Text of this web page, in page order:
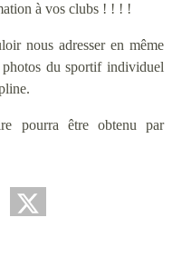
à vos clubs ! ! ! !
nous adresser en même
du sportif individuel
pourra être obtenu par